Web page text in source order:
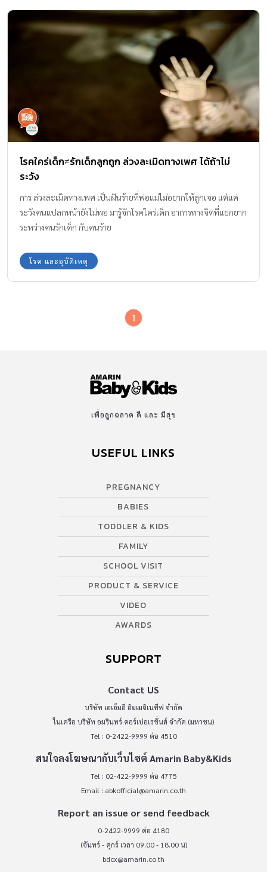
โรคใคร่เด็ก≠รักเด็กลูกถูก ล่วงละเมิดทางเพศ ได้ถ้าไม่
ระวัง
การ ล่วงละเมิดทางเพศ เป็นฝันร้ายที่พ่อแม่ไม่อยากให้ลูกเจอ แต่แค่
ระวังคนแปลกหน้ายังไม่พอ มารู้จักโรคใคร่เด็ก อาการทางจิตที่แยกยาก
ระหว่างคนรักเด็ก กับคนร้าย
โรค และอุบัติเหตุ
1
เพื่อลูกฉลาด ดี และ มีสุข
USEFUL LINKS
PREGNANCY
BABIES
TODDLER & KIDS
FAMILY
SCHOOL VISIT
PRODUCT & SERVICE
VIDEO
AWARDS
SUPPORT
Contact US
บริษัท เอเอ็มอี อิมเมจิเนทีฟ จำกัด
ในเครือ บริษัท อมรินทร์ คอร์เปอเรชั่นส์ จำกัด (มหาชน)
Tel : 0-2422-9999 ต่อ 4510
สนใจลงโฆษณากับเว็บไซต์ Amarin Baby&Kids
Tel : 02-422-9999 ต่อ 4775
Email : abkofficial@amarin.co.th
Report an issue or send feedback
0-2422-9999 ต่อ 4180
(จันทร์ - ศุกร์ เวลา 09.00 - 18.00 น)
bdcx@amarin.co.th